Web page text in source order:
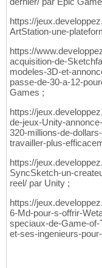
https://
ArtStation-une-
https://
acquisition-de-
modeles-3D-et-
passe-de-30-a-12-
Games ;
https://
de-jeux-Unity-
320-millions-de-
travailler-plus-
https://
SyncSketch-un-
reel/ par Unity ;
https://
6-Md-pour-s-offrir-
speciaux-de-Game-
et-ses-ingenieurs-